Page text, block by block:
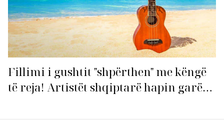
Fillimi i gushtit "shpërthen" me këngë
të reja! Artistët shqiptarë hapin garën